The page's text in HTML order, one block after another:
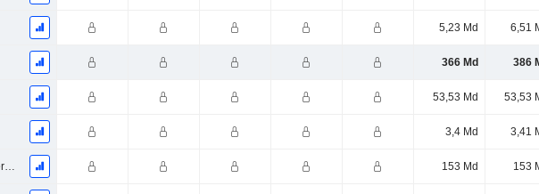
5,23 Md 6,51
366 Md 386
53,53 Md 53,53
3,4 Md 3,41
Bénéfices non distribués sur l'exercice 153 Md 153